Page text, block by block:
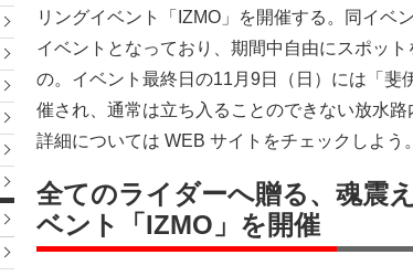
リングイベント「IZMO」を開催する。同イベ
イベントとなっており、期間中自由にスポッ
の。イベント最終日の11月9日（日）には「斐
催され、通常は立ち入ることのできない放水
詳細については WEB サイトをチェックしよう。
全てのライダーへ贈る、魂震
ベント「IZMO」を開催